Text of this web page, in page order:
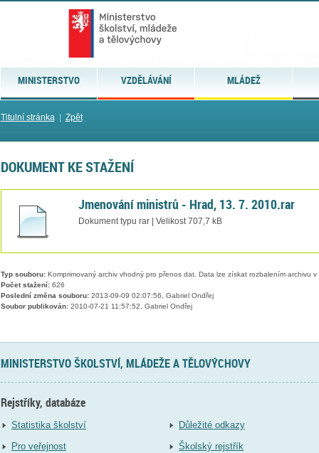
MINISTERSTVO VZDĚLÁVÁNÍ MLÁDEŽ
Titulní stránka| Zpět
DOKUMENT KE STAŽENÍ
Jmenování ministrů - Hrad, 13. 7. 2010.rar
Dokument typu rar | Velikost 707,7 kB
Typ souboru:Komprimovaný archiv vhodný pro přenos dat. Data lze získat rozbalením archivu
Počet stažení:626
Poslední změna souboru:2013-09-09 02:07:56, Gabriel Ondřej
Soubor publikován:2010-07-21 11:57:52, Gabriel Ondřej
MINISTERSTVO ŠKOLSTVÍ, MLÁDEŽE A TĚLOVÝCHOVY
Rejstříky, databáze
Statistika školství
Pro veřejnost
Důležité odkazy
Školský rejstřík